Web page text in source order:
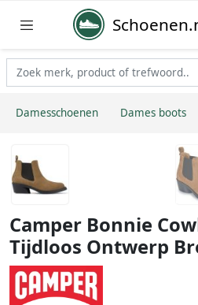
Damesschoenen Dames boots
Camper Bonnie
Tijdloos Ontwerp